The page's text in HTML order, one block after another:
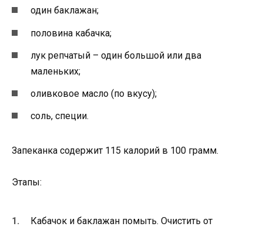
один баклажан;
половина кабачка;
лук репчатый – один большой или два
маленьких;
оливковое масло (по вкусу);
соль, специи.
Запеканка содержит 115 калорий в 100 грамм.
Этапы:
Кабачок и баклажан помыть. Очистить от